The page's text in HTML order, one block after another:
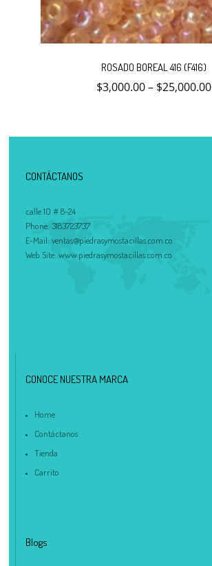
Este
tiene
múltiples
variantes.
pueden
ROSADO BOREAL 416 (F416)
$3,000.00– $25,000.00
CONTÁCTANOS
calle 10 # 8-24
Phone: 3183723737
E-Mail: ventas@piedrasymostacillas.com.co
Web Site: www.piedrasymostacillas.com.co
CONOCE NUESTRA MARCA
Home
Contáctanos
Tienda
Carrito
Blogs